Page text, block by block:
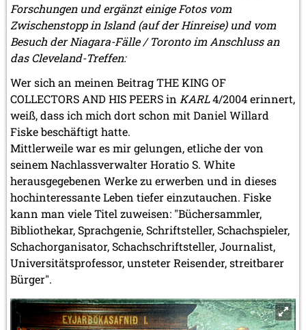
Forschungen und ergänzt einige Fotos vom
Zwischenstopp in Island (auf der Hinreise) und vom
Besuch der Niagara-Fälle / Toronto im Anschluss an
das Cleveland-Treffen:
Wer sich an meinen Beitrag THE KING OF
COLLECTORS AND HIS PEERS in KARL4/2004 erinnert,
weiß, dass ich mich dort schon mit Daniel Willard
Fiske beschäftigt hatte.
Mittlerweile war es mir gelungen, etliche der von
seinem Nachlassverwalter Horatio S. White
herausgegebenen Werke zu erwerben und in dieses
hochinteressante Leben tiefer einzutauchen. Fiske
kann man viele Titel zuweisen: "Büchersammler,
Bibliothekar, Sprachgenie, Schriftsteller, Schachspieler,
Schachorganisator, Schachschriftsteller, Journalist,
Universitätsprofessor, unsteter Reisender, streitbarer
Bürger".